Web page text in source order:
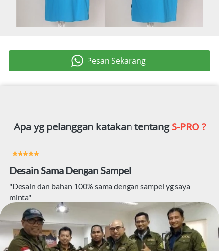
` Pesan Sekarang
Apa yg pelanggan katakan tentang S-PRO ?
Desain Sama Dengan Sampel
"Desain dan bahan 100% sama dengan sampel yg saya
minta"